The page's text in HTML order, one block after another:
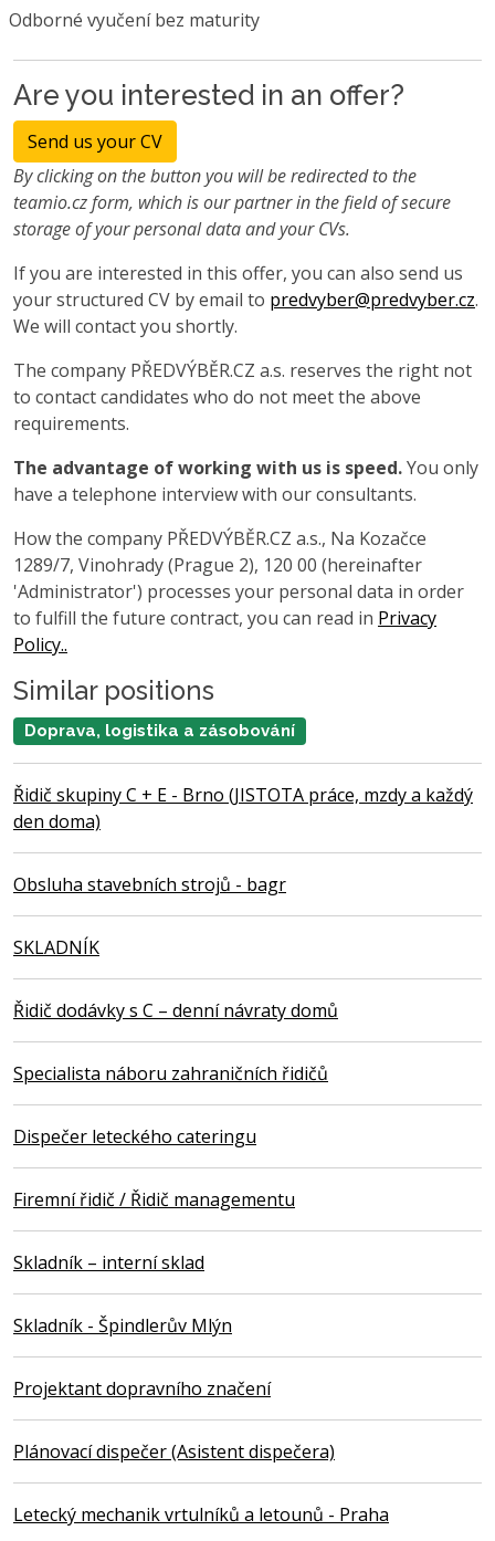
Odborné vyučení bez maturity
Are you interested in an offer?
Send us your CV
By clicking on the button you will be redirected to the
teamio.cz form, which is our partner in the field of secure
storage of your personal data and your CVs.
If you are interested in this offer, you can also send us
your structured CV by email to predvyber@predvyber.cz.
We will contact you shortly.
The company PŘEDVÝBĚR.CZ a.s. reserves the right not
to contact candidates who do not meet the above
requirements.
The advantage of working with us is speed.You only
have a telephone interview with our consultants.
How the company PŘEDVÝBĚR.CZ a.s., Na Kozačce
1289/7, Vinohrady (Prague 2), 120 00 (hereinafter
'Administrator') processes your personal data in order
to fulfill the future contract, you can read in Privacy
Policy..
Similar positions
Doprava, logistika a zásobování
Řidič skupiny C + E - Brno (JISTOTA práce, mzdy a každý
den doma)
Obsluha stavebních strojů - bagr
SKLADNÍK
Řidič dodávky s C – denní návraty domů
Specialista náboru zahraničních řidičů
Dispečer leteckého cateringu
Firemní řidič / Řidič managementu
Skladník – interní sklad
Skladník - Špindlerův Mlýn
Projektant dopravního značení
Plánovací dispečer (Asistent dispečera)
Letecký mechanik vrtulníků a letounů - Praha